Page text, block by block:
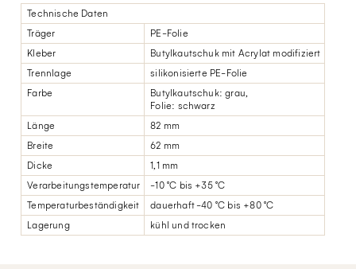
Technische Daten
Träger
PE-Folie
Kleber
Butylkautschuk mit Acrylat modifiziert
Trennlage
silikonisierte PE-Folie
Farbe
Butylkautschuk: grau,
Folie: schwarz
Länge
82 mm
Breite
62 mm
Dicke
1,1 mm
Verarbeitungstemperatur
-10 °C bis +35 °C
Temperaturbeständigkeit
dauerhaft -40 °C bis +80 °C
Lagerung
kühl und trocken